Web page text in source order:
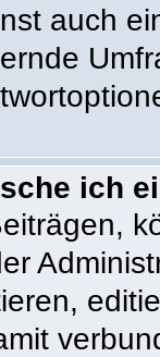
auch
ich